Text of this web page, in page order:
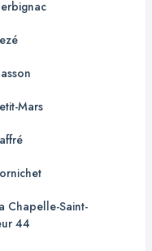
Mars
Chapelle-Saint-
44